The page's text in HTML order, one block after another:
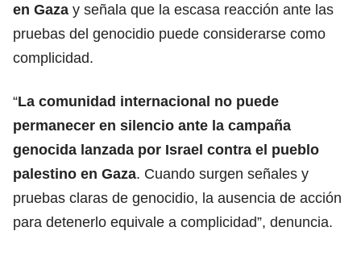
en Gaza y señala que la escasa reacción ante las
pruebas del genocidio puede considerarse como
complicidad.
“La comunidad internacional no puede
permanecer en silencio ante la campaña
genocida lanzada por Israel contra el pueblo
palestino en Gaza. Cuando surgen señales y
pruebas claras de genocidio, la ausencia de acción
para detenerlo equivale a complicidad”, denuncia.